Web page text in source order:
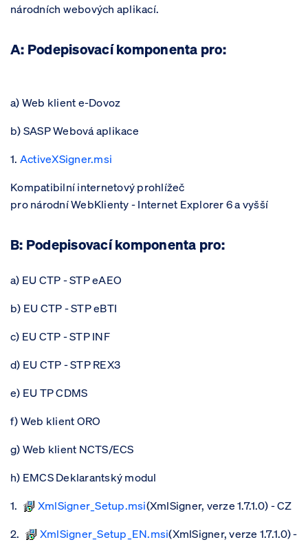
národních webových aplikací.
A: Podepisovací komponenta pro:
a) Web klient e-Dovoz
b) SASP Webová aplikace
1. ActiveXSigner.msi
Kompatibilní internetový prohlížeč
pro národní WebKlienty - Internet Explorer 6 a vyšší
B: Podepisovací komponenta pro:
a) EU CTP - STP eAEO
b) EU CTP - STP eBTI
c) EU CTP - STP INF
d) EU CTP - STP REX3
e) EU TP CDMS
f) Web klient ORO
g) Web klient NCTS/ECS
h) EMCS Deklarantský modul
1.
XmlSigner_Setup.msi(XmlSigner, verze 1.7.1.0) - CZ
2.
XmlSigner_Setup_EN.msi(XmlSigner, verze​ 1.7.1.0) -